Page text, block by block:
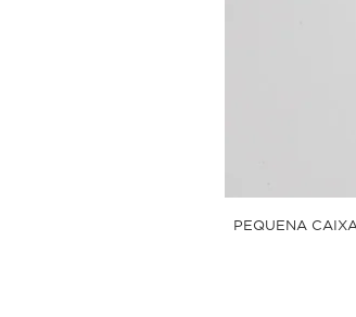
PEQUENA